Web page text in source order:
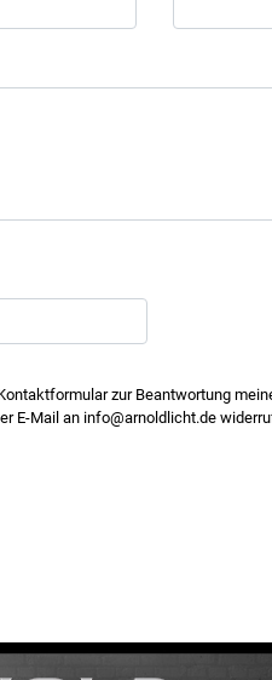
zur Beantwortung
E-Mail an info@arnoldlicht.de